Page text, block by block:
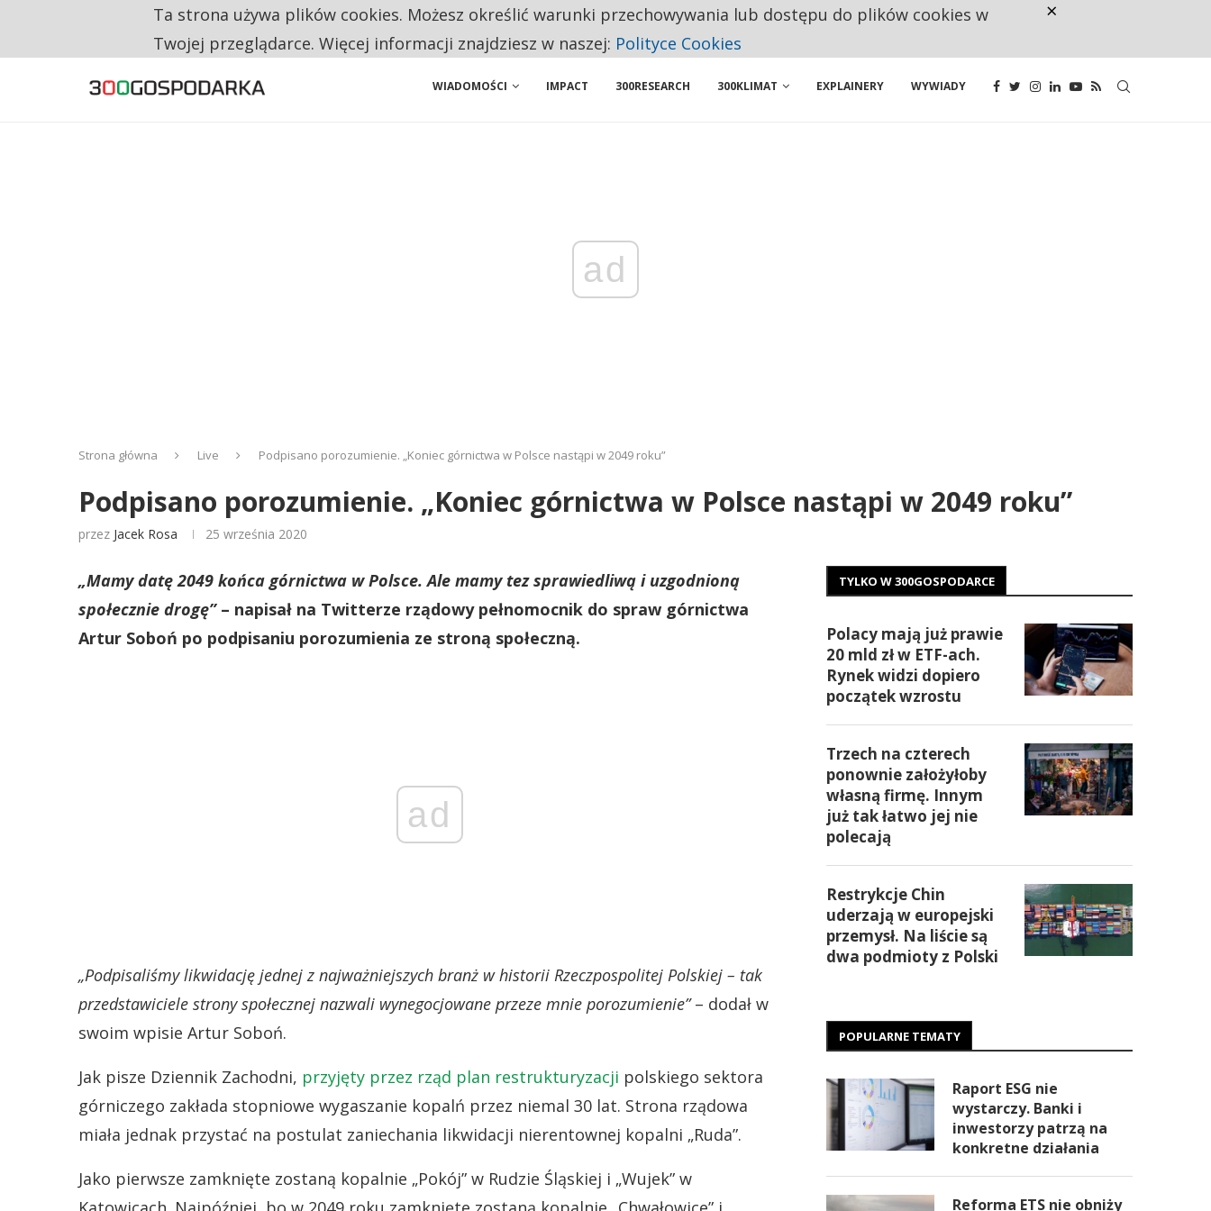
RESTRYKCJE CHIN UDERZAJĄ W EUROPEJSKI PRZEMYSŁ. NA LIŚCIE SĄ DWA PODMIOTY Z POLSKI
WIADOMOŚCI IMPACT 300RESEARCH 300KLIMAT EXPLAINERY WYWIADY
ad
Strona główna Live Podpisano porozumienie. „Koniec górnictwa w Polsce nastąpi w 2049 roku”
Podpisano porozumienie. „Koniec górnictwa w Polsce nastąpi w 2049 roku”
przez Jacek Rosa 25 września 2020
„Mamy datę 2049 końca górnictwa w Polsce. Ale mamy tez sprawiedliwą i uzgodnioną
społecznie drogę” – napisał na Twitterze rządowy pełnomocnik do spraw górnictwa
Artur Soboń po podpisaniu porozumienia ze stroną społeczną.
ad
„Podpisaliśmy likwidację jednej z najważniejszych branż w historii Rzeczpospolitej Polskiej – tak
przedstawiciele strony społecznej nazwali wynegocjowane przeze mnie porozumienie”– dodał w
swoim wpisie Artur Soboń.
Jak pisze Dziennik Zachodni, przyjęty przez rząd plan restrukturyzacji polskiego sektora
górniczego zakłada stopniowe wygaszanie kopalń przez niemal 30 lat. Strona rządowa
miała jednak przystać na postulat zaniechania likwidacji nierentownej kopalni „Ruda”.
Jako pierwsze zamknięte zostaną kopalnie „Pokój” w Rudzie Śląskiej i „Wujek” w
TYLKO W 300GOSPODARCE
Polacy mają już prawie
20 mld zł w ETF-ach.
Rynek widzi dopiero
początek wzrostu
Trzech na czterech
ponownie założyłoby
własną firmę. Innym
już tak łatwo jej nie
polecają
Restrykcje Chin
uderzają w europejski
przemysł. Na liście są
dwa podmioty z Polski
POPULARNE TEMATY
Raport ESG nie
wystarczy. Banki i
inwestorzy patrzą na
konkretne działania
Reforma ETS nie obniży
Ta strona używa plików cookies. Możesz określić warunki przechowywania lub dostępu do plików cookies w
Twojej przeglądarce. Więcej informacji znajdziesz w naszej: Polityce Cookies
×